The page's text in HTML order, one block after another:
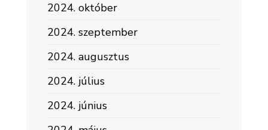
2024. október
2024. szeptember
2024. augusztus
2024. július
2024. június